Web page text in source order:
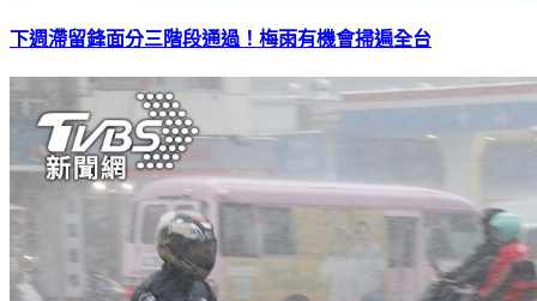
下週滯留鋒面分三階段通過！梅雨有機會掃遍全台